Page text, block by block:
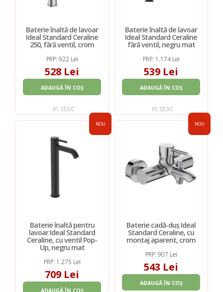
Baterie înaltă de lavoar
Ideal Standard Ceraline
250, fără ventil, crom
PRP: 922 Lei
528 Lei
ADAUGĂ ÎN COȘ
in stoc
Baterie înaltă de lavoar
Ideal Standard Ceraline
fără ventil, negru mat
PRP: 1.174 Lei
539 Lei
ADAUGĂ ÎN COȘ
in stoc
NOU
Baterie înaltă pentru
lavoar Ideal Standard
Ceraline, cu ventil Pop-
Up, negru mat
PRP: 1.275 Lei
709 Lei
NOU
Baterie cadă-duș Ideal
Standard Ceraline, cu
montaj aparent, crom
PRP: 907 Lei
543 Lei
ADAUGĂ ÎN COȘ